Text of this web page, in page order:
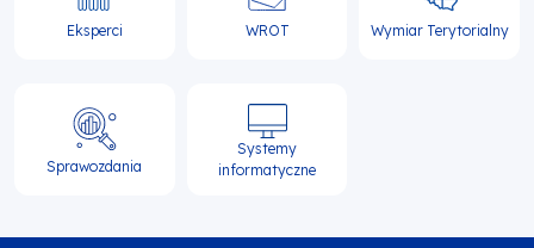
Eksperci WROT Wymiar Terytorialny
Sprawozdania
Systemy
informatyczne